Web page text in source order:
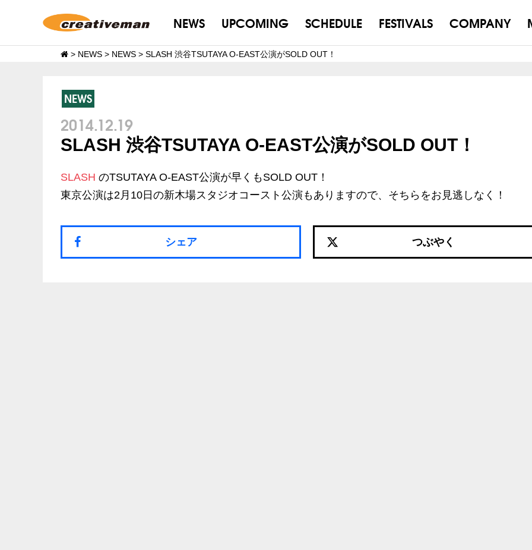
NEWS UPCOMING SCHEDULE FESTIVALS COMPANY
> NEWS > NEWS > SLASH 渋谷TSUTAYA O-EAST公演がSOLD OUT！
NEWS
2014.12.19
SLASH 渋谷TSUTAYA O-EAST公演がSOLD OUT！
SLASH のTSUTAYA O-EAST公演が早くもSOLD OUT！
東京公演は2月10日の新木場スタジオコースト公演もありますので、そちらをお見逃しなく！
シェア つぶやく